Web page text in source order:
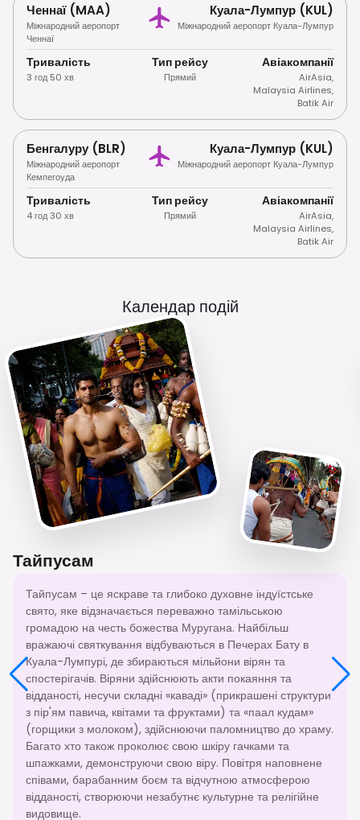
Ченнаї (MAA)
Міжнародний аеропорт
Ченнаї
Куала-Лумпур (KUL)
Міжнародний аеропорт Куала-Лумпур
Тривалість
3 год 50 хв
Тип рейсу
Прямий
Авіакомпанії
AirAsia,
Malaysia Airlines,
Batik Air
Бенгалуру (BLR)
Міжнародний аеропорт
Кемпегоуда
Куала-Лумпур (KUL)
Міжнародний аеропорт Куала-Лумпур
Тривалість
4 год 30 хв
Тип рейсу
Прямий
Авіакомпанії
AirAsia,
Malaysia Airlines,
Batik Air
Календар подій
Тайпусам
Тайпусам – це яскраве та глибоко духовне індуїстське
свято, яке відзначається переважно тамільською
громадою на честь божества Муругана. Найбільш
вражаючі святкування відбуваються в Печерах Бату в
Куала-Лумпурі, де збираються мільйони вірян та
спостерігачів. Віряни здійснюють акти покаяння та
відданості, несучи складні «каваді» (прикрашені структури
з пір'ям павича, квітами та фруктами) та «паал кудам»
(горщики з молоком), здійснюючи паломництво до храму.
Багато хто також проколює свою шкіру гачками та
шпажками, демонструючи свою віру. Повітря наповнене
співами, барабанним боєм та відчутною атмосферою
відданості, створюючи незабутнє культурне та релігійне
видовище.